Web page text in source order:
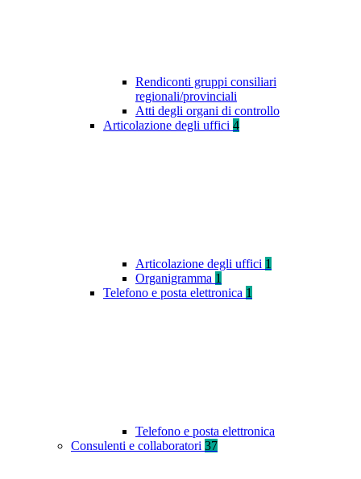
Rendiconti gruppi consiliari
regionali/provinciali
Atti degli organi di controllo
Articolazione degli uffici 4
Articolazione degli uffici 1
Organigramma 1
Telefono e posta elettronica 1
Telefono e posta elettronica
Consulenti e collaboratori 37